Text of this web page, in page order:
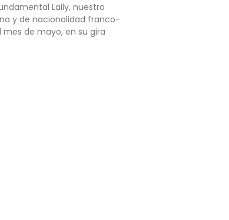
Laily, nuestro
y de nacionalidad franco-
de mayo, en su gira